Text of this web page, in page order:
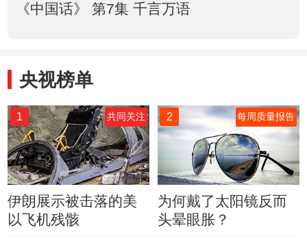
《中国话》 第7集 千言万语
央视榜单
1 共同关注
伊朗展示被击落的美
以飞机残骸
2 每周质量报告
为何戴了太阳镜反而
头晕眼胀？